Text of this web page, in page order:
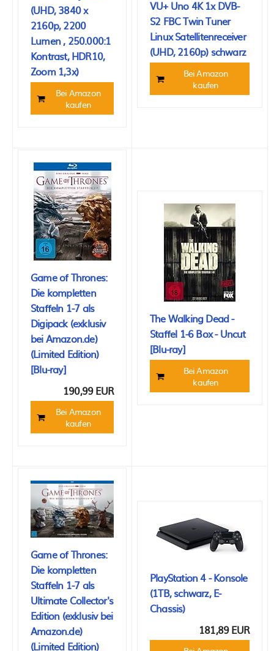
(UHD, 3840 x
2160p, 2200
Lumen , 250.000:1
Kontrast, HDR10,
Zoom 1,3x)
Bei Amazon
kaufen
VU+ Uno 4K 1x DVB-
S2 FBC Twin Tuner
Linux Satellitenreceiver
(UHD, 2160p) schwarz
Bei Amazon
kaufen
Game of Thrones:
Die kompletten
Staffeln 1-7 als
Digipack (exklusiv
bei Amazon.de)
(Limited Edition)
[Blu-ray]
190,99 EUR
Bei Amazon
kaufen
The Walking Dead -
Staffel 1-6 Box - Uncut
[Blu-ray]
Bei Amazon
kaufen
Game of Thrones:
Die kompletten
Staffeln 1-7 als
Ultimate Collector's
Edition (exklusiv bei
Amazon.de)
(Limited Edition)
PlayStation 4 - Konsole
(1TB, schwarz, E-
Chassis)
181,89 EUR